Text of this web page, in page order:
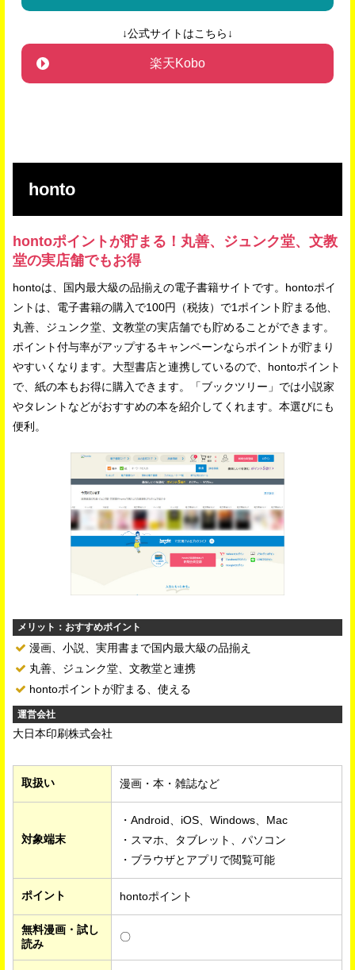
↓公式サイトはこちら↓
楽天Kobo
honto
hontoポイントが貯まる！丸善、ジュンク堂、文教
堂の実店舗でもお得
hontoは、国内最大級の品揃えの電子書籍サイトです。hontoポイ
ントは、電子書籍の購入で100円（税抜）で1ポイント貯まる他、
丸善、ジュンク堂、文教堂の実店舗でも貯めることができます。
ポイント付与率がアップするキャンペーンならポイントが貯まり
やすいくなります。大型書店と連携しているので、hontoポイント
で、紙の本もお得に購入できます。「ブックツリー」では小説家
やタレントなどがおすすめの本を紹介してくれます。本選びにも
便利。
メリット：おすすめポイント
漫画、小説、実用書まで国内最大級の品揃え
丸善、ジュンク堂、文教堂と連携
hontoポイントが貯まる、使える
運営会社
大日本印刷株式会社
取扱い 漫画・本・雑誌など
対象端末
・Android、iOS、Windows、Mac
・スマホ、タブレット、パソコン
・ブラウザとアプリで閲覧可能
ポイント hontoポイント
無料漫画・試し
読み
〇